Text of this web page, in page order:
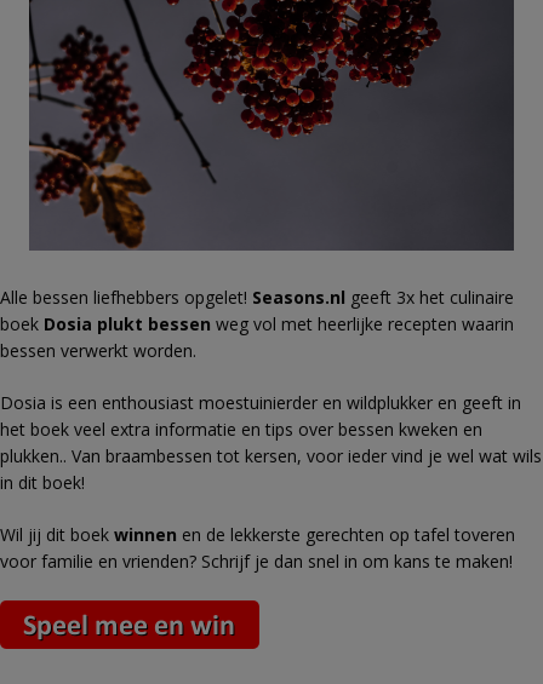
Alle bessen liefhebbers opgelet! Seasons.nl geeft 3x het culinaire
boek Dosia plukt bessen weg vol met heerlijke recepten waarin
bessen verwerkt worden.
Dosia is een enthousiast moestuinierder en wildplukker en geeft in
het boek veel extra informatie en tips over bessen kweken en
plukken.. Van braambessen tot kersen, voor ieder vind je wel wat wils
in dit boek!
Wil jij dit boek winnen en de lekkerste gerechten op tafel toveren
voor familie en vrienden? Schrijf je dan snel in om kans te maken!